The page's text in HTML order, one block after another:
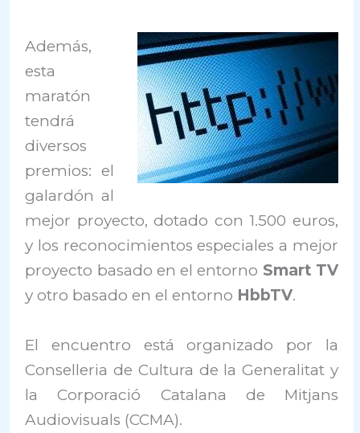
Además,
esta
maratón
tendrá
diversos
premios: el
galardón al
mejor proyecto, dotado con 1.500 euros,
y los reconocimientos especiales a mejor
proyecto basado en el entorno Smart TV
y otro basado en el entorno HbbTV.
El encuentro está organizado por la
Conselleria de Cultura de la Generalitat y
la Corporació Catalana de Mitjans
Audiovisuals (CCMA).